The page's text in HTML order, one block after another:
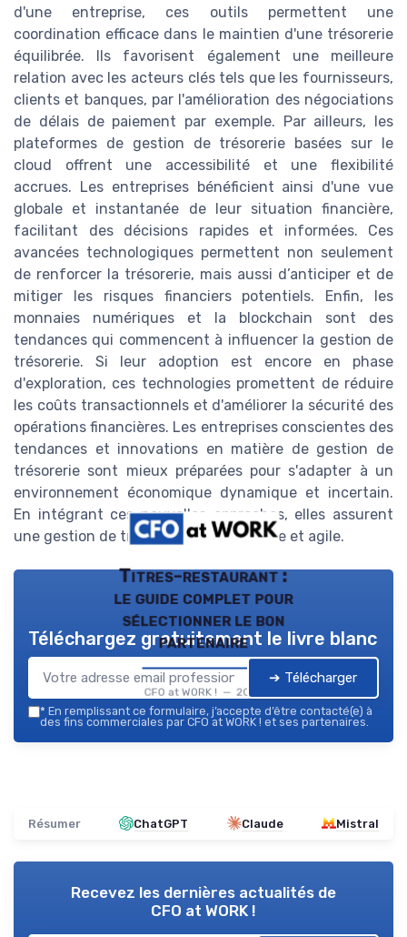
d'une entreprise, ces outils permettent une
coordination efficace dans le maintien d'une trésorerie
équilibrée. Ils favorisent également une meilleure
relation avec les acteurs clés tels que les fournisseurs,
clients et banques, par l'amélioration des négociations
de délais de paiement par exemple. Par ailleurs, les
plateformes de gestion de trésorerie basées sur le
cloud offrent une accessibilité et une flexibilité
accrues. Les entreprises bénéficient ainsi d'une vue
globale et instantanée de leur situation financière,
facilitant des décisions rapides et informées. Ces
avancées technologiques permettent non seulement
de renforcer la trésorerie, mais aussi d’anticiper et de
mitiger les risques financiers potentiels. Enfin, les
monnaies numériques et la blockchain sont des
tendances qui commencent à influencer la gestion de
trésorerie. Si leur adoption est encore en phase
d'exploration, ces technologies promettent de réduire
les coûts transactionnels et d'améliorer la sécurité des
opérations financières. Les entreprises conscientes des
tendances et innovations en matière de gestion de
trésorerie sont mieux préparées pour s'adapter à un
environnement économique dynamique et incertain.
En intégrant ces nouvelles approches, elles assurent
une gestion de trésorerie plus efficiente et agile.
Titres-restaurant :
le guide complet pour
sélectionner le bon
partenaire
CFO at WORK ! — 2026
Téléchargez gratuitement le livre blanc
➔ Télécharger
* En remplissant ce formulaire, j’accepte d’être contacté(e) à
des fins commerciales par CFO at WORK ! et ses partenaires.
Résumer ChatGPT Claude Mistral
Recevez les dernières actualités de
CFO at WORK !